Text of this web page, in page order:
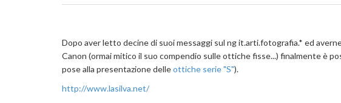
Dopo aver letto decine di suoi messaggi sul ng it.arti.fotografia.* ed
Canon (ormai mitico il suo compendio sulle ottiche fisse...) finalmente è
pose alla presentazione delleottiche serie "S").
http://www.lasilva.net/